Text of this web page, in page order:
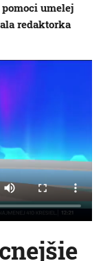
umelej
redaktorka